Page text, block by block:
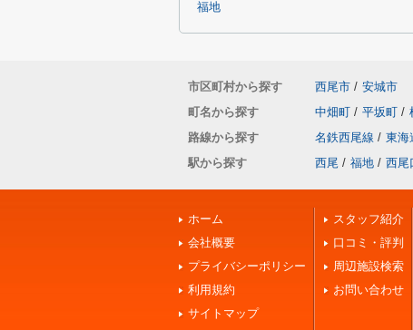
福地
市区町村から探す 西尾市 / 安城市
町名から探す
中畑町 / 平坂町 /
路線から探す
名鉄西尾線 / 東海
駅から探す
西尾 / 福地 / 西尾
ホーム
会社概要
プライバシーポリシー
利用規約
サイトマップ
スタッフ紹介
口コミ・評判
周辺施設検索
お問い合わせ